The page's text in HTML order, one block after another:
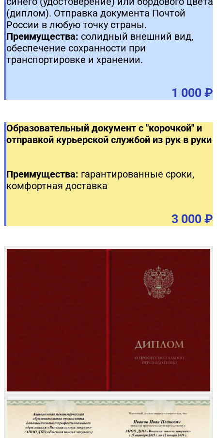
(диплом). Отправка документа Почтой
России в любую точку страны.
Преимущества: солидный внешний вид,
обеспечение сохранности при
транспортировке и хранении.
1 000 ₽
Образовательный документ с "корочкой" и
отправкой курьерской службой из рук в руки
Преимущества: гарантированные сроки,
комфортная доставка
3 000 ₽